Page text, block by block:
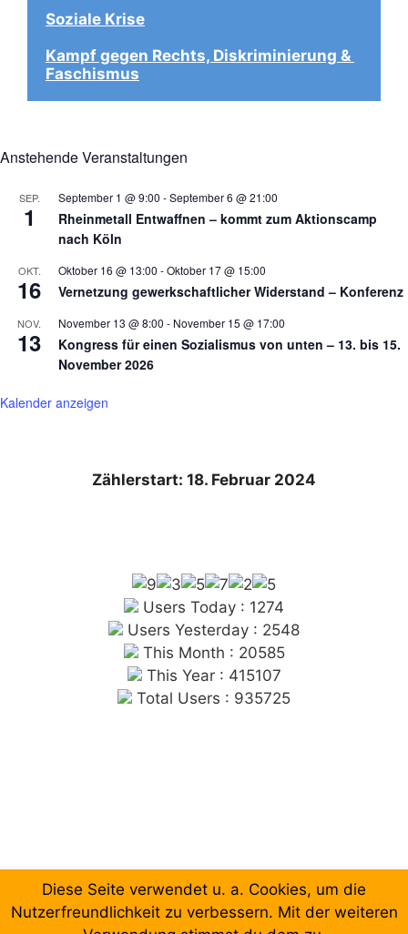
Soziale Krise
Kampf gegen Rechts, Diskriminierung &
Faschismus
Anstehende Veranstaltungen
SEP.
1
September 1 @ 9:00 -September 6 @ 21:00
Rheinmetall Entwaffnen – kommt zum Aktionscamp
nach Köln
OKT.
16
Oktober 16 @ 13:00 -Oktober 17 @ 15:00
Vernetzung gewerkschaftlicher Widerstand – Konferenz
NOV.
13
November 13 @ 8:00 - November 15 @ 17:00
Kongress für einen Sozialismus von unten – 13. bis 15.
November 2026
Kalender anzeigen
Zählerstart: 18. Februar 2024
Users Today : 1274
Users Yesterday : 2548
This Month : 20585
This Year : 415107
Total Users : 935725
Chronologische Aufzählung der Beiträge
Diese Seite verwendet u. a. Cookies, um die
Nutzerfreundlichkeit zu verbessern. Mit der weiteren